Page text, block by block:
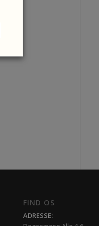
FIND OS
ADRESSE: